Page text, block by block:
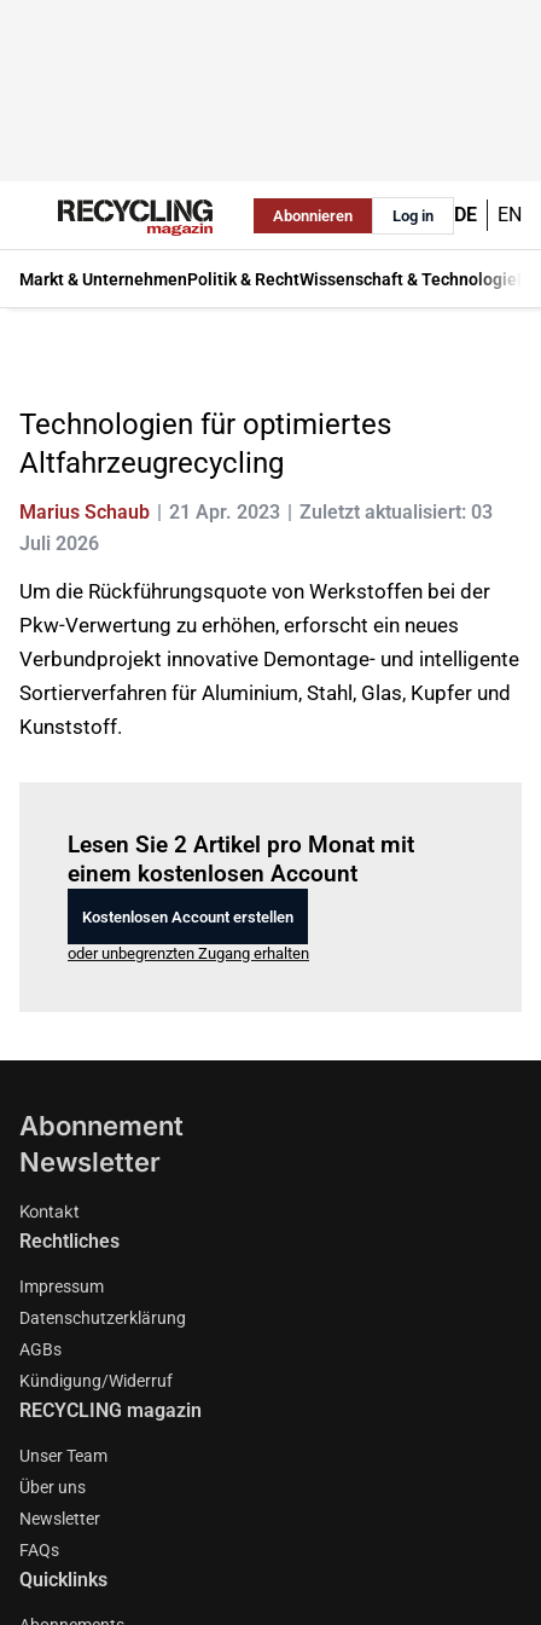
Abonnieren Log in DE EN
Markt & UnternehmenPolitik & RechtWissenschaft & Technologie
Technologien für optimiertes
Altfahrzeugrecycling
Marius Schaub 21 Apr. 2023
Zuletzt aktualisiert: 03
Juli 2026
Um die Rückführungsquote von Werkstoffen bei der
Pkw-Verwertung zu erhöhen, erforscht ein neues
Verbundprojekt innovative Demontage- und intelligente
Sortierverfahren für Aluminium, Stahl, Glas, Kupfer und
Kunststoff.
Lesen Sie 2 Artikel pro Monat mit
einem kostenlosen Account
Kostenlosen Account erstellen
oder unbegrenzten Zugang erhalten
Abonnement
Newsletter
Kontakt
Rechtliches
Impressum
Datenschutzerklärung
AGBs
Kündigung/Widerruf
RECYCLING magazin
Unser Team
Über uns
Newsletter
FAQs
Quicklinks